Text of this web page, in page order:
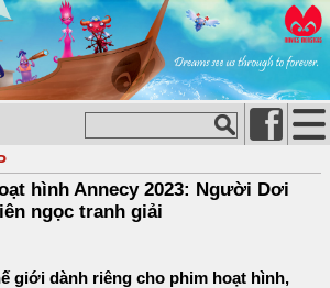
hình Annecy 2023: Người Dơi
ngọc tranh giải
giới dành riêng cho phim hoạt hình,